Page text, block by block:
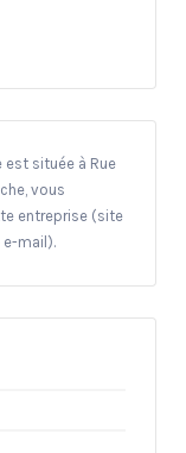
située à Rue
vous
entreprise (site
e-mail).